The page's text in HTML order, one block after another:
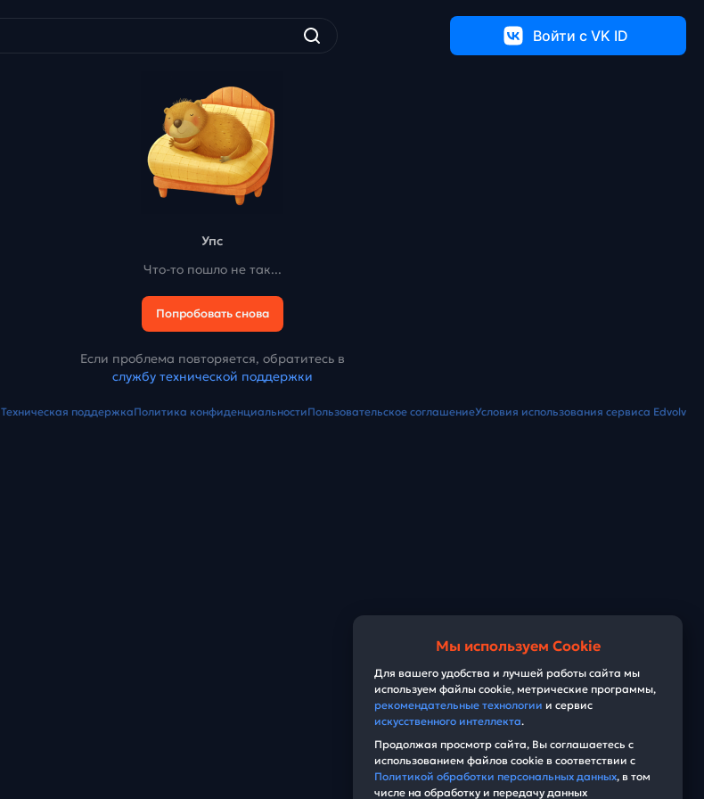
Войти c VK ID
Упс
Что-то пошло не так...
Попробовать снова
Если проблема повторяется, обратитесь в
службу технической поддержки
Техническая поддержкаПолитика конфиденциальностиПользовательское соглашениеУсловия использования сервиса Edvolv
Мы используем Cookie
Для вашего удобства и лучшей работы сайта мы
используем файлы cookie, метрические программы,
рекомендательные технологии и сервис
искусственного интеллекта.
Продолжая просмотр сайта, Вы соглашаетесь с
использованием файлов cookie в соответствии с
Политикой обработки персональных данных, в том
числе на обработку и передачу данных